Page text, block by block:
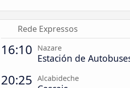
Rede Expressos
16:10 Nazare
Estación de
20:25 Alcabideche